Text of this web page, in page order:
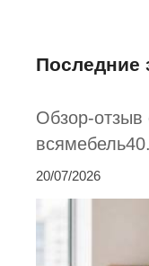
Последние
Обзор-отзыв
20/07/2026